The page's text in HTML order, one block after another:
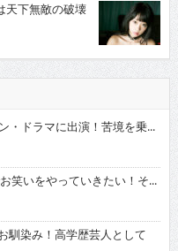
下無敵の破壊
ドラマに出演！苦境を乗...
笑いをやっていきたい！そ...
染み！高学歴芸人として